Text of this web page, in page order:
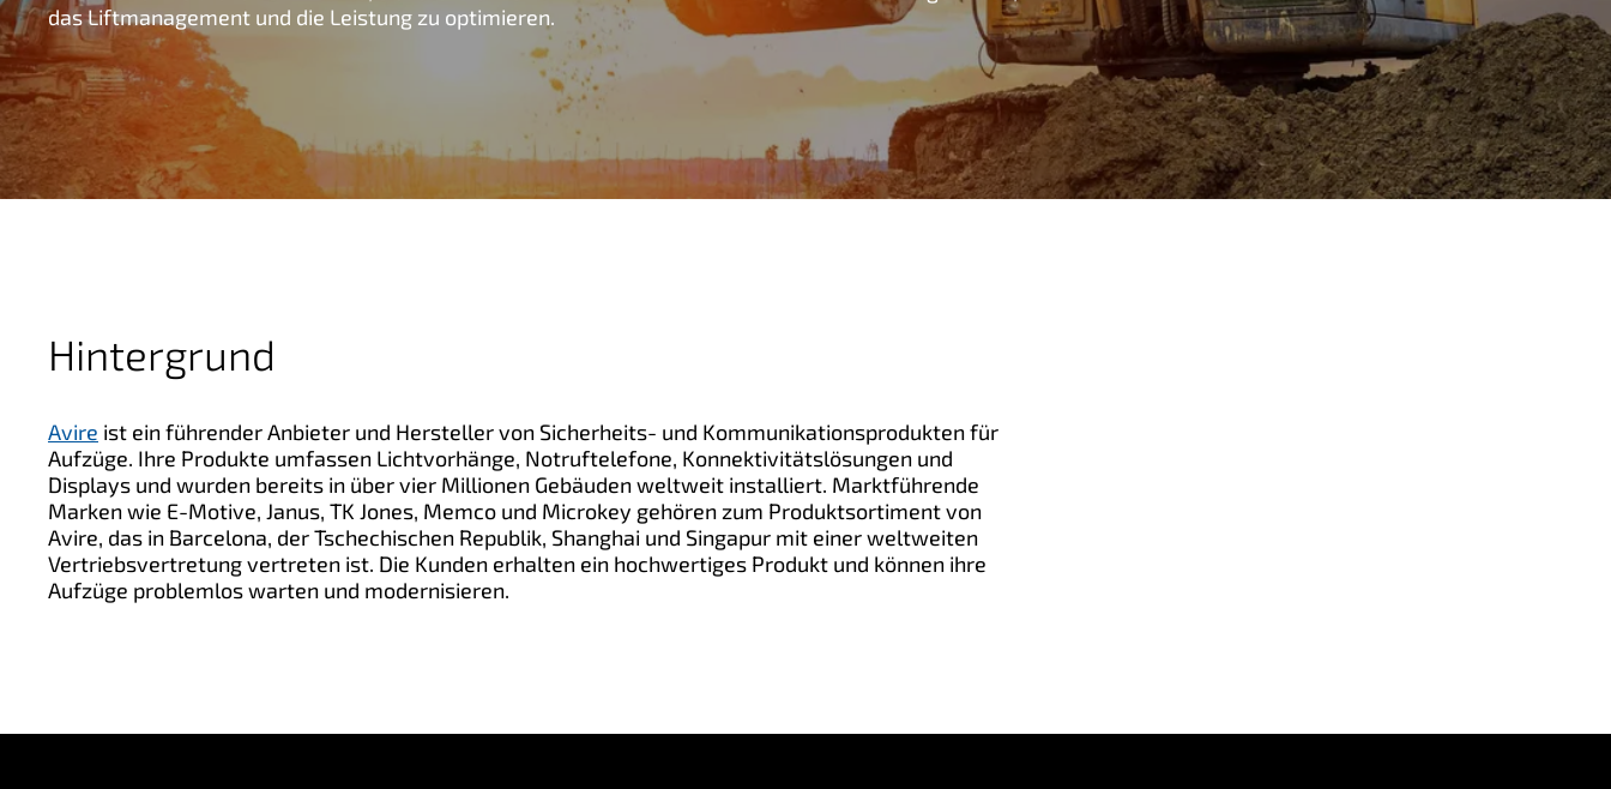
g
e
n
das Liftmanagement und die Leistung zu optimieren.
Hintergrund
Avire ist ein führender Anbieter und Hersteller von Sicherheits- und Kommunikationsprodukten für
Aufzüge. Ihre Produkte umfassen Lichtvorhänge, Notruftelefone, Konnektivitätslösungen und
Displays und wurden bereits in über vier Millionen Gebäuden weltweit installiert. Marktführende
Marken wie E-Motive, Janus, TK Jones, Memco und Microkey gehören zum Produktsortiment von
Avire, das in Barcelona, der Tschechischen Republik, Shanghai und Singapur mit einer weltweiten
Vertriebsvertretung vertreten ist. Die Kunden erhalten ein hochwertiges Produkt und können ihre
Aufzüge problemlos warten und modernisieren.